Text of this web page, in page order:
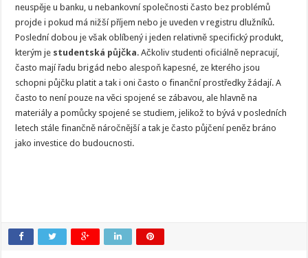
neuspěje u banku, u nebankovní společnosti často bez problémů
projde i pokud má nižší příjem nebo je uveden v registru dlužníků.
Poslední dobou je však oblíbený i jeden relativně specifický produkt,
kterým je studentská půjčka. Ačkoliv studenti oficiálně nepracují,
často mají řadu brigád nebo alespoň kapesné, ze kterého jsou
schopni půjčku platit a tak i oni často o finanční prostředky žádají. A
často to není pouze na věci spojené se zábavou, ale hlavně na
materiály a pomůcky spojené se studiem, jelikož to bývá v posledních
letech stále finančně náročnější a tak je často půjčení peněz bráno
jako investice do budoucnosti.